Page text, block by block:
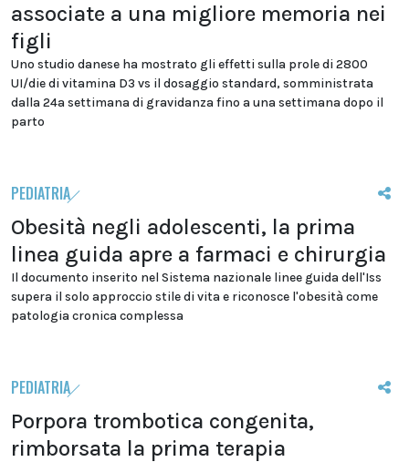
associate a una migliore memoria nei
figli
Uno studio danese ha mostrato gli effetti sulla prole di 2800
UI/die di vitamina D3 vs il dosaggio standard, somministrata
dalla 24a settimana di gravidanza fino a una settimana dopo il
parto
PEDIATRIA
Obesità negli adolescenti, la prima
linea guida apre a farmaci e chirurgia
Il documento inserito nel Sistema nazionale linee guida dell'Iss
supera il solo approccio stile di vita e riconosce l'obesità come
patologia cronica complessa
PEDIATRIA
Porpora trombotica congenita,
rimborsata la prima terapia